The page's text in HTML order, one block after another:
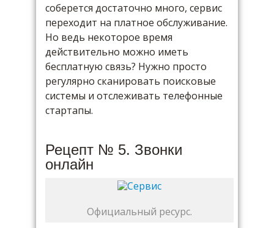
соберется достаточно много, сервис
переходит на платное обслуживание.
Но ведь некоторое время
действительно можно иметь
бесплатную связь? Нужно просто
регулярно сканировать поисковые
системы и отслеживать телефонные
стартапы.
Рецепт № 5. Звонки
онлайн
Официальный ресурс.